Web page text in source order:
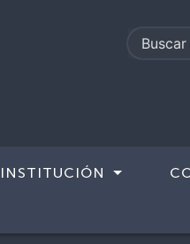
INSTITUCIÓN
– JVPO